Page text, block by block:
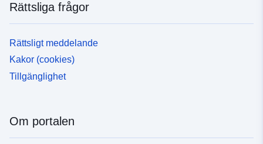
Rättsliga frågor
Rättsligt meddelande
Kakor (cookies)
Tillgänglighet
Om portalen